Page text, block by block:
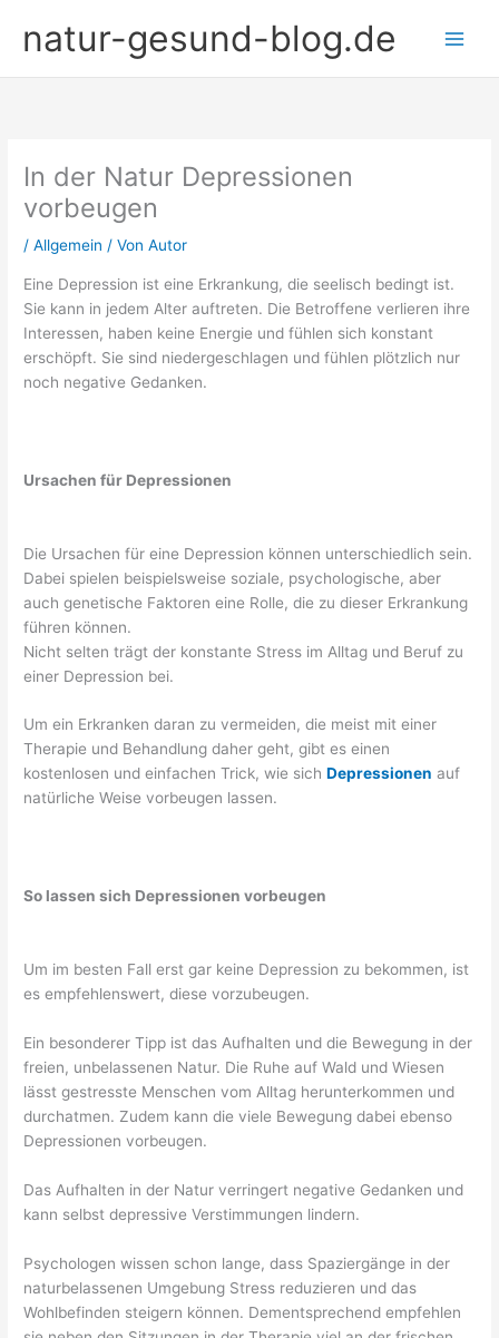
Inhaltnatur-gesund-blog.de
In der Natur Depressionen
vorbeugen
/Allgemein / VonAutor
Eine Depression ist eine Erkrankung, die seelisch bedingt ist.
Sie kann in jedem Alter auftreten. Die Betroffene verlieren ihre
Interessen, haben keine Energie und fühlen sich konstant
erschöpft. Sie sind niedergeschlagen und fühlen plötzlich nur
noch negative Gedanken.
Ursachen für Depressionen
Die Ursachen für eine Depression können unterschiedlich sein.
Dabei spielen beispielsweise soziale, psychologische, aber
auch genetische Faktoren eine Rolle, die zu dieser Erkrankung
führen können.
Nicht selten trägt der konstante Stress im Alltag und Beruf zu
einer Depression bei.
Um ein Erkranken daran zu vermeiden, die meist mit einer
Therapie und Behandlung daher geht, gibt es einen
kostenlosen und einfachen Trick, wie sichDepressionen auf
natürliche Weise vorbeugen lassen.
So lassen sich Depressionen vorbeugen
Um im besten Fall erst gar keine Depression zu bekommen, ist
es empfehlenswert, diese vorzubeugen.
Ein besonderer Tipp ist das Aufhalten und die Bewegung in der
freien, unbelassenen Natur. Die Ruhe auf Wald und Wiesen
lässt gestresste Menschen vom Alltag herunterkommen und
durchatmen. Zudem kann die viele Bewegung dabei ebenso
Depressionen vorbeugen.
Das Aufhalten in der Natur verringert negative Gedanken und
kann selbst depressive Verstimmungen lindern.
Psychologen wissen schon lange, dass Spaziergänge in der
naturbelassenen Umgebung Stress reduzieren und das
Wohlbefinden steigern können. Dementsprechend empfehlen